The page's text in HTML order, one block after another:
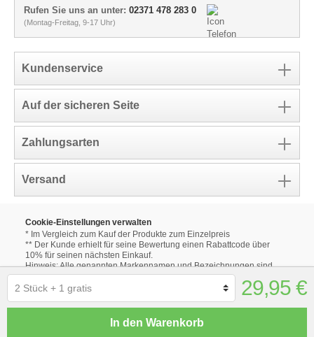
29,95 €
In den Warenkorb
Rufen Sie uns an unter: 02371 478 283 0
(Montag-Freitag, 9-17 Uhr)
Kundenservice
Auf der sicheren Seite
Zahlungsarten
Versand
Cookie-Einstellungen verwalten
* Im Vergleich zum Kauf der Produkte zum Einzelpreis
** Der Kunde erhielt für seine Bewertung einen Rabattcode über
10% für seinen nächsten Einkauf.
Hinweis: Alle genannten Markennamen und Bezeichnungen sind
eingetragene Warenzeichen ihrer Eigentümer.
Die aufgeführten Markennamen und Bezeichnungen auf unseren
Internetseiten dienen ausschließlich zur Beschreibung unserer
Produkte.
Alle Produktbilder dienen lediglich der Illustration der
unterschiedlichen Optionen.